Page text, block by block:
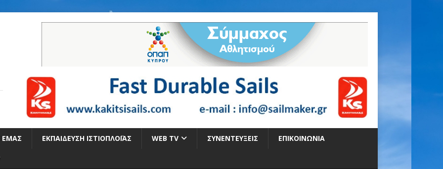
ΕΜΆΣ ΕΚΠΑΊΔΕΥΣΗ ΙΣΤΙΟΠΛΟΪ́ΑΣ WEB TV ΣΥΝΕΝΤΕΎΞΕΙΣ ΕΠΙΚΟΙΝΩΝΊΑ